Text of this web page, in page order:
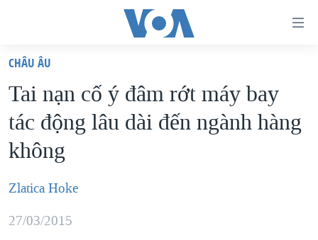
truy
cập
Tới
nội
chính
điều
VIỆT NAM
HOA KỲ
BIỂN ĐÔNG
THẾ GIỚI
DIỄN ĐÀN
CHÂU ÂU
Tai nạn cố ý đâm rớt máy bay
tác động lâu dài đến ngành hàng
không
Zlatica Hoke
27/03/2015